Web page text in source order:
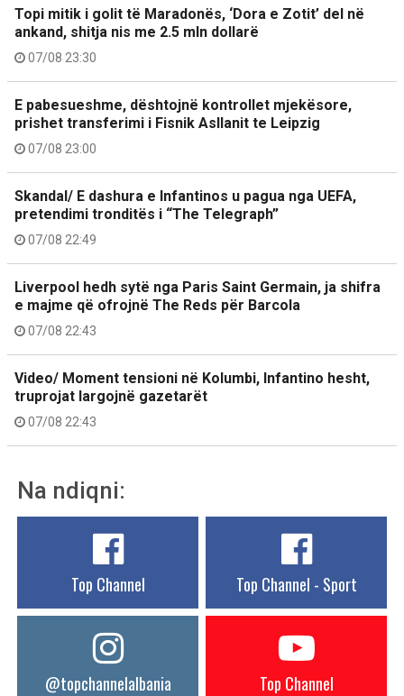
Topi mitik i golit të Maradonës, ‘Dora e Zotit’ del në
ankand, shitja nis me 2.5 mln dollarë
07/08 23:30
E pabesueshme, dështojnë kontrollet mjekësore,
prishet transferimi i Fisnik Asllanit te Leipzig
07/08 23:00
Skandal/ E dashura e Infantinos u pagua nga UEFA,
pretendimi tronditës i “The Telegraph”
07/08 22:49
Liverpool hedh sytë nga Paris Saint Germain, ja shifra
e majme që ofrojnë The Reds për Barcola
07/08 22:43
Video/ Moment tensioni në Kolumbi, Infantino hesht,
truprojat largojnë gazetarët
07/08 22:43
Na ndiqni:
Top Channel Top Channel - Sport
@topchannelalbania Top Channel